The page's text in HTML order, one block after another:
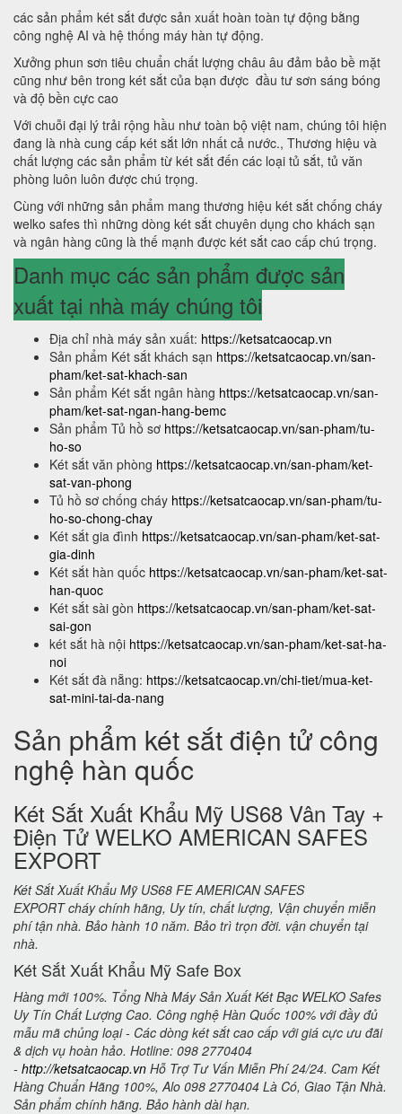
các sản phẩm két sắt được sản xuất hoàn toàn tự động bằng
công nghệ AI và hệ thống máy hàn tự động.
Xưởng phun sơn tiêu chuẩn chất lượng châu âu đảm bảo bề mặt
cũng như bên trong két sắt của bạn được đầu tư sơn sáng bóng
và độ bền cực cao
Với chuỗi đại lý trải rộng hầu như toàn bộ việt nam, chúng tôi hiện
đang là nhà cung cấp két sắt lớn nhất cả nước., Thương hiệu và
chất lượng các sản phẩm từ két sắt đến các loại tủ sắt, tủ văn
phòng luôn luôn được chú trọng.
Cùng với những sản phẩm mang thương hiệu két sắt chống cháy
welko safes thì những dòng két sắt chuyên dụng cho khách sạn
và ngân hàng cũng là thế mạnh được két sắt cao cấp chú trọng.
Danh mục các sản phẩm được sản
xuất tại nhà máy chúng tôi
Địa chỉ nhà máy sản xuất: https://ketsatcaocap.vn
Sản phẩm Két sắt khách sạn https://ketsatcaocap.vn/san-
pham/ket-sat-khach-san
Sản phẩm Két sắt ngân hàng https://ketsatcaocap.vn/san-
pham/ket-sat-ngan-hang-bemc
Sản phẩm Tủ hồ sơ https://ketsatcaocap.vn/san-pham/tu-
ho-so
Két sắt văn phòng https://ketsatcaocap.vn/san-pham/ket-
sat-van-phong
Tủ hồ sơ chống cháy https://ketsatcaocap.vn/san-pham/tu-
ho-so-chong-chay
Két sắt gia đình https://ketsatcaocap.vn/san-pham/ket-sat-
gia-dinh
Két sắt hàn quốc https://ketsatcaocap.vn/san-pham/ket-sat-
han-quoc
Két sắt sài gòn https://ketsatcaocap.vn/san-pham/ket-sat-
sai-gon
két sắt hà nội https://ketsatcaocap.vn/san-pham/ket-sat-ha-
noi
Két sắt đà nẵng: https://ketsatcaocap.vn/chi-tiet/mua-ket-
sat-mini-tai-da-nang
Sản phẩm két sắt điện tử công
nghệ hàn quốc
Két Sắt Xuất Khẩu Mỹ US68 Vân Tay +
Điện Tử WELKO AMERICAN SAFES
EXPORT
Két Sắt Xuất Khẩu Mỹ US68 FE AMERICAN SAFES
EXPORT cháy chính hãng, Uy tín, chất lượng, Vận chuyển miễn
phí tận nhà. Bảo hành 10 năm. Bảo trì trọn đời. vận chuyển tại
nhà.
Két Sắt Xuất Khẩu Mỹ Safe Box
Hàng mới 100%. Tổng Nhà Máy Sản Xuất Két Bạc WELKO Safes
Uy Tín Chất Lượng Cao. Công nghệ Hàn Quốc 100% với đầy đủ
mẫu mã chủng loại - Các dòng két sắt cao cấp với giá cực ưu đãi
& dịch vụ hoàn hảo. Hotline: 098 2770404
- http://ketsatcaocap.vn Hỗ Trợ Tư Vấn Miễn Phí 24/24. Cam Kết
Hàng Chuẩn Hãng 100%, Alo 098 2770404 Là Có, Giao Tận Nhà.
Sản phẩm chính hãng. Bảo hành dài hạn.